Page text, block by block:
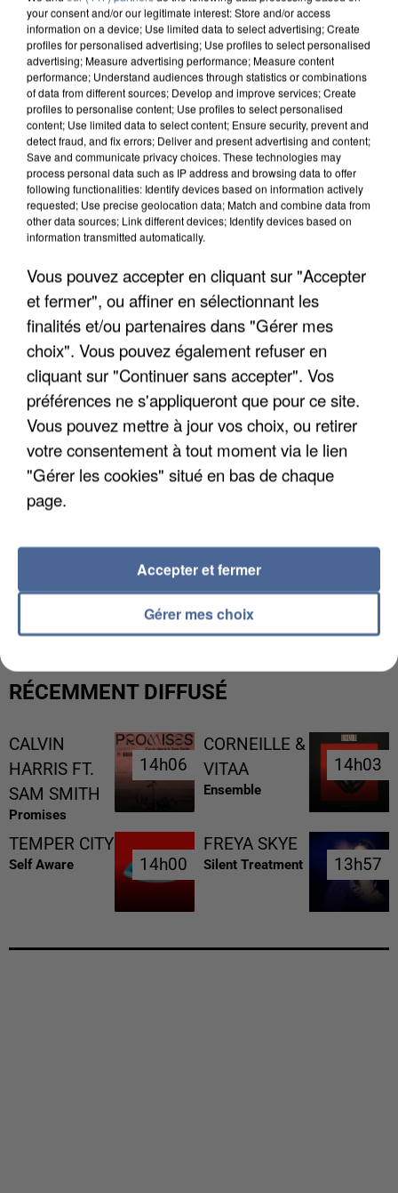
APRÈS TOUTES CES CANICULES, LES REFUGES
L’UN DES FONDATEURS SUPPOSÉS DE LA DZ
MAFIA INTERPELLÉ EN ALGÉRIE
RÉCEMMENT DIFFUSÉ
CALVIN
HARRIS FT.
SAM SMITH
Promises
14h06
14h06
CORNEILLE &
VITAA
Ensemble
14h03
14h03
TEMPER CITY
Self Aware 14h00
14h00
FREYA SKYE
Silent Treatment 13h57
13h57
your consent and/or our legitimate interest: Store and/or access
information on a device; Use limited data to select advertising; Create
profiles for personalised advertising; Use profiles to select personalised
advertising; Measure advertising performance; Measure content
performance; Understand audiences through statistics or combinations
of data from different sources; Develop and improve services; Create
profiles to personalise content; Use profiles to select personalised
content; Use limited data to select content; Ensure security, prevent and
detect fraud, and fix errors; Deliver and present advertising and content;
Save and communicate privacy choices. These technologies may
process personal data such as IP address and browsing data to offer
following functionalities: Identify devices based on information actively
requested; Use precise geolocation data; Match and combine data from
other data sources; Link different devices; Identify devices based on
information transmitted automatically.
Vous pouvez accepter en cliquant sur "Accepter
et fermer", ou affiner en sélectionnant les
finalités et/ou partenaires dans "Gérer mes
choix". Vous pouvez également refuser en
cliquant sur "Continuer sans accepter". Vos
préférences ne s'appliqueront que pour ce site.
Vous pouvez mettre à jour vos choix, ou retirer
votre consentement à tout moment via le lien
"Gérer les cookies" situé en bas de chaque
page.
Gérer mes choix
Accepter et fermer